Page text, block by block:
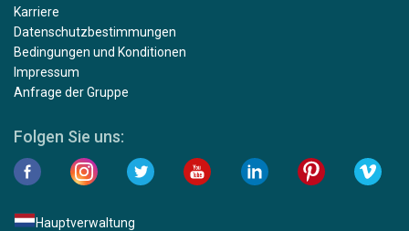
Karriere
Datenschutzbestimmungen
Bedingungen und Konditionen
Impressum
Anfrage der Gruppe
Folgen Sie uns:
Hauptverwaltung